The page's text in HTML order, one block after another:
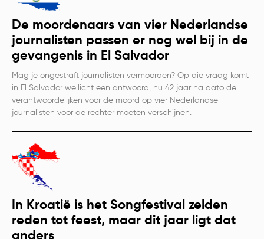
De moordenaars van vier Nederlandse
journalisten passen er nog wel bij in de
gevangenis in El Salvador
Mag je ongestraft journalisten vermoorden? Op die vraag komt
in El Salvador wellicht een antwoord, nu 42 jaar na dato de
verantwoordelijken voor de moord op vier Nederlandse
journalisten voor de rechter moeten verschijnen.
In Kroatië is het Songfestival zelden
reden tot feest, maar dit jaar ligt dat
anders